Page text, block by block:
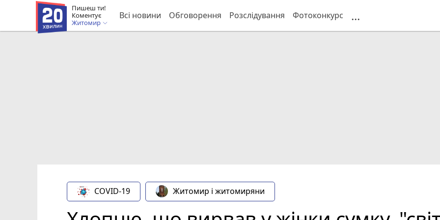
Пишеш ти!
Коментує
Житомир
Всі новини Обговорення Розслідування Фотоконкурс ...
COVID-19 Житомир і житомиряни